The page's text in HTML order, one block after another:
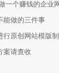
一个赚钱的企业
能做的三件事
行原创网站模版
案请查收